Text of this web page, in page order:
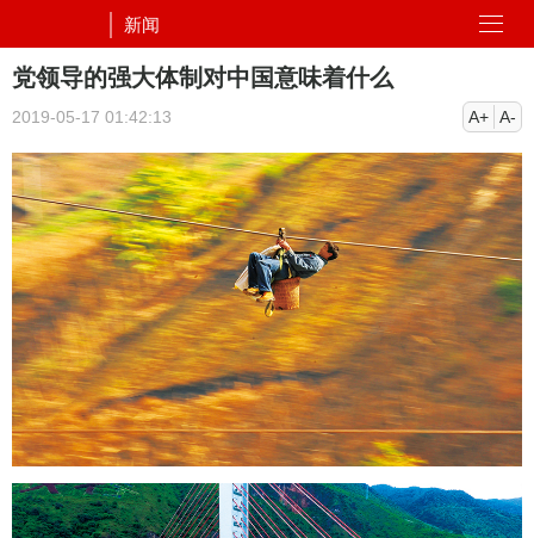
新闻
党领导的强大体制对中国意味着什么
2019-05-17 01:42:13 A+ A-